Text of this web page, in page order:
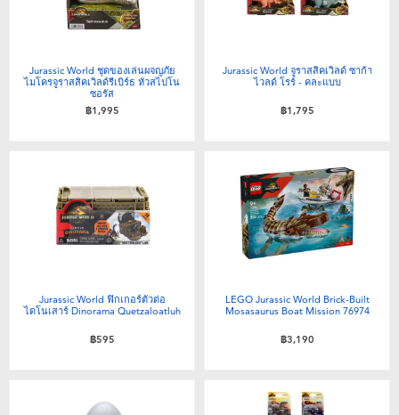
Jurassic World ชุดของเล่นผจญภัย
ไมโครจูราสสิคเวิลด์รีเบิร์ธ หัวสไปโน
ซอรัส
฿1,995
Jurassic World จูราสสิคเวิลด์ ซาก้า
ไวลด์ โรร์ - คละแบบ
฿1,795
Jurassic World ฟิกเกอร์ตัวต่อ
ไดโนเสาร์ Dinorama Quetzaloatluh
฿595
LEGO Jurassic World Brick-Built
Mosasaurus Boat Mission 76974
฿3,190